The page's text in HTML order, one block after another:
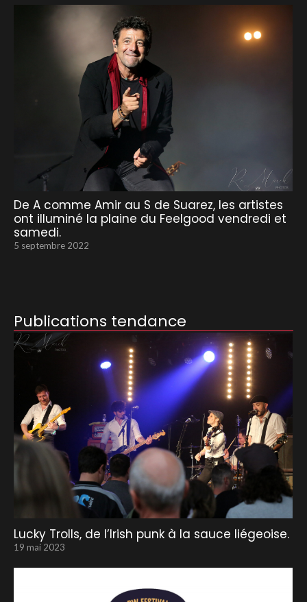
De A comme Amir au S de Suarez, les artistes
ont illuminé la plaine du Feelgood vendredi et
samedi.
5 septembre 2022
Publications tendance
Lucky Trolls, de l’Irish punk à la sauce liégeoise.
19 mai 2023